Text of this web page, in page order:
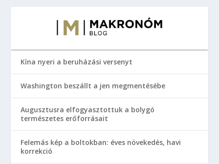
Kína nyeri a beruházási versenyt
Washington beszállt a jen megmentésébe
Augusztusra elfogyasztottuk a bolygó
természetes erőforrásait
Felemás kép a boltokban: éves növekedés, havi
korrekció